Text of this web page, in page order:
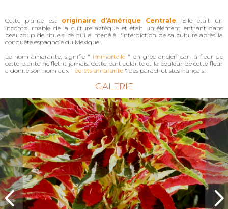
Cette plante est originaire d’Amérique Centrale . Elle était un
incontournable de la culture aztèque et était un élément entrant dans
beaucoup de rituels, ce qui a mené à l'interdiction de sa culture après la
conquête espagnole du Mexique.
Le nom amarante, signifie " immortelle " en grec ancien car la fleur de
cette plante ne flétrit jamais. Cette particularité et la couleur de cette fleur
a donné son nom aux " bérets amarante " des parachutistes français.
GALERIE